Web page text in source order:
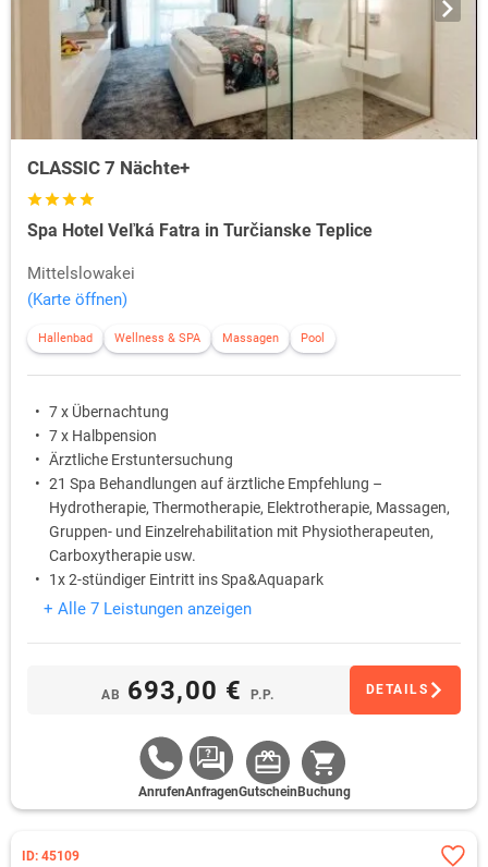
CLASSIC 7 Nächte+
Spa Hotel Veľká Fatra in Turčianske Teplice
Mittelslowakei
(Karte öffnen)
Hallenbad Wellness & SPA Massagen Pool
7 x Übernachtung
7 x Halbpension
Ärztliche Erstuntersuchung
21 Spa Behandlungen auf ärztliche Empfehlung –
Hydrotherapie, Thermotherapie, Elektrotherapie, Massagen,
Gruppen- und Einzelrehabilitation mit Physiotherapeuten,
Carboxytherapie usw.
1x 2-stündiger Eintritt ins Spa&Aquapark
Freier Eintritt ins Schwimmbad Olympic
+ Alle 7 Leistungen anzeigen
AB 693,00 € P.P. DETAILS
AnrufenAnfragenGutschein Buchung
ID: 45109